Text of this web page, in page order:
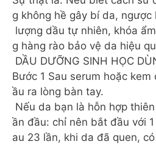
g không hề gây bí da, ngược
lượng dầu tự nhiên, khóa
g hàng rào bảo vệ da hiệu
DẦU DƯỠNG SINH HỌC
Bước 1️ Sau serum hoặc
ầu ra lòng bàn tay.
Nếu da bạn là hỗn hợp
ần đầu: chỉ nên bắt đầu với
au 23 lần, khi da đã quen,